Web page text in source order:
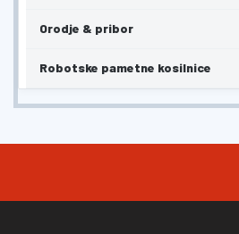
Orodje & pribor
Robotske pametne kosilnice